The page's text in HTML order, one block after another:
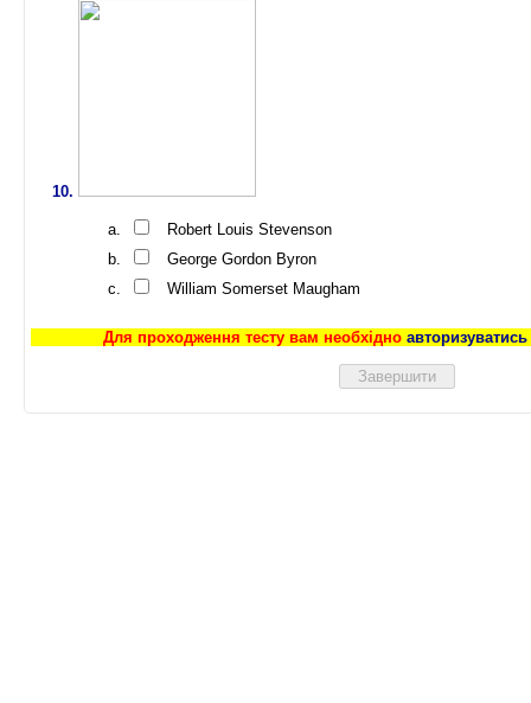
Robert Louis Stevenson
George Gordon Byron
William Somerset Maugham
Для проходження тесту вам необхідно авторизуватись